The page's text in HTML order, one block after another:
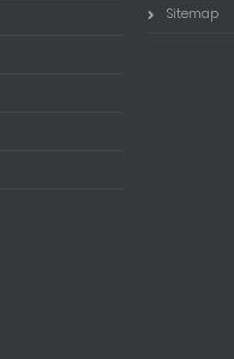
Sitemap